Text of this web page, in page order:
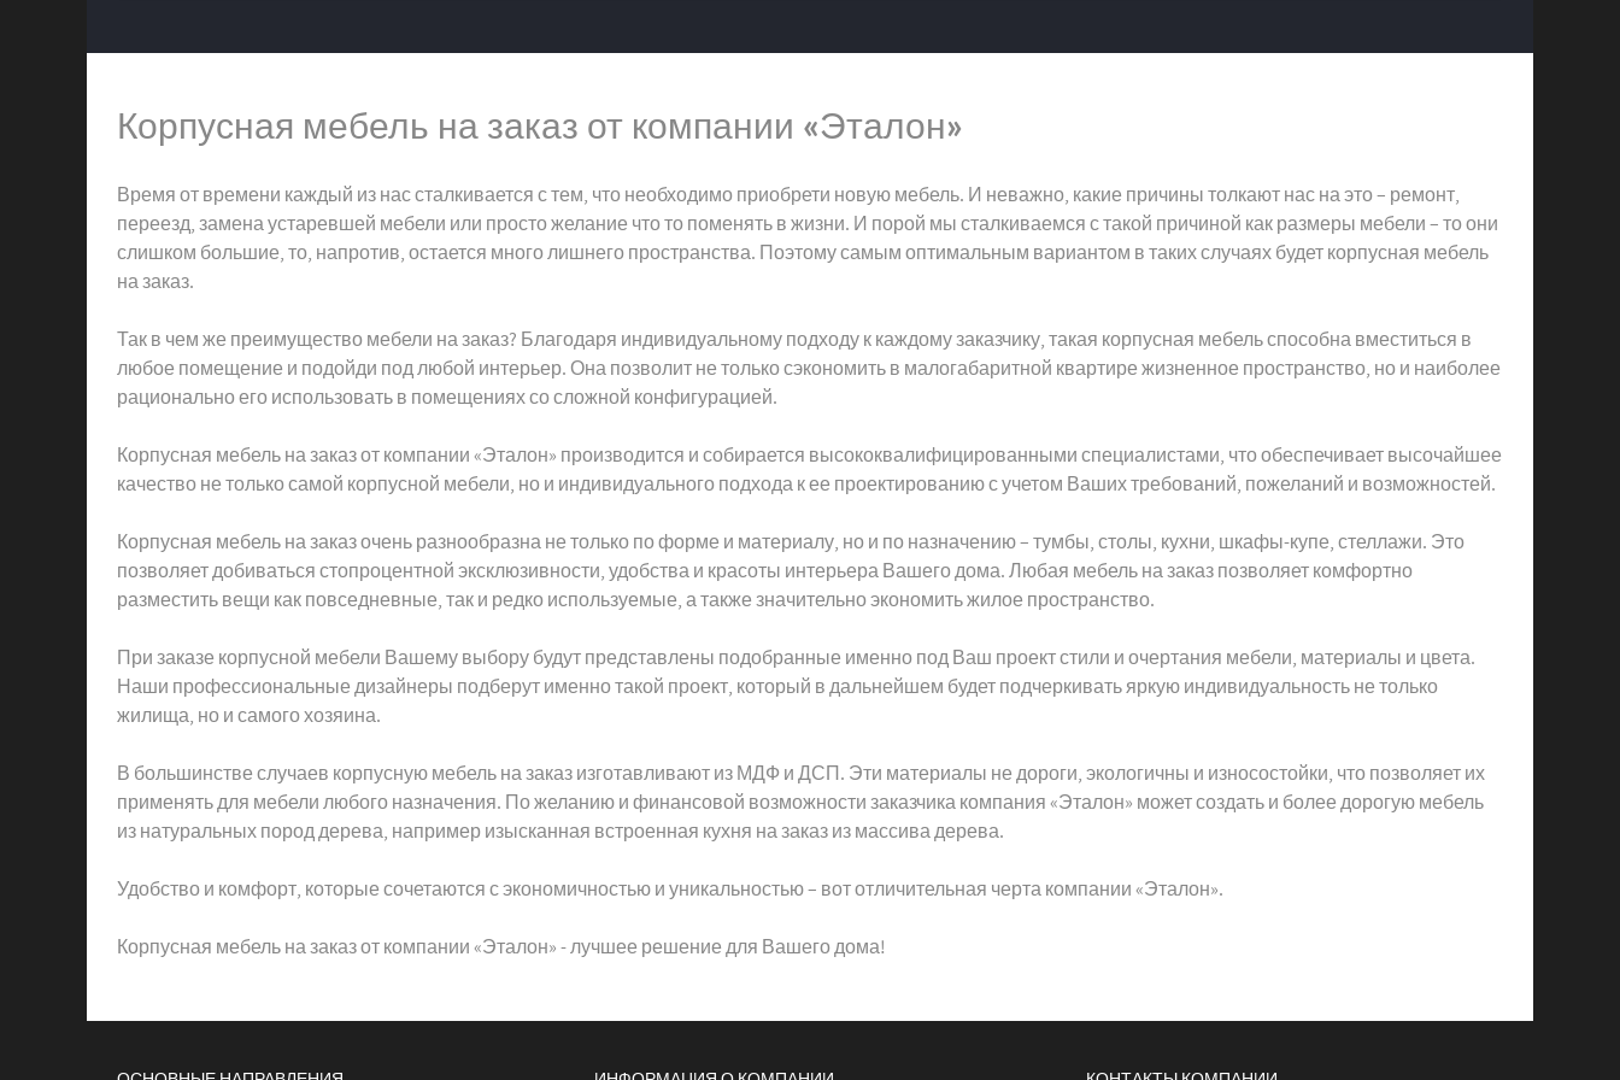
Корпусная мебель на заказ от компании «Эталон»
Время от времени каждый из нас сталкивается с тем, что необходимо приобрети новую мебель. И неважно, какие причины толкают нас на это – ремонт,
переезд, замена устаревшей мебели или просто желание что то поменять в жизни. И порой мы сталкиваемся с такой причиной как размеры мебели – то они
слишком большие, то, напротив, остается много лишнего пространства. Поэтому самым оптимальным вариантом в таких случаях будет корпусная мебель
на заказ.
Так в чем же преимущество мебели на заказ? Благодаря индивидуальному подходу к каждому заказчику, такая корпусная мебель способна вместиться в
любое помещение и подойди под любой интерьер. Она позволит не только сэкономить в малогабаритной квартире жизненное пространство, но и наиболее
рационально его использовать в помещениях со сложной конфигурацией.
Корпусная мебель на заказ от компании «Эталон» производится и собирается высококвалифицированными специалистами, что обеспечивает высочайшее
качество не только самой корпусной мебели, но и индивидуального подхода к ее проектированию с учетом Ваших требований, пожеланий и возможностей.
Корпусная мебель на заказ очень разнообразна не только по форме и материалу, но и по назначению – тумбы, столы, кухни, шкафы-купе, стеллажи. Это
позволяет добиваться стопроцентной эксклюзивности, удобства и красоты интерьера Вашего дома. Любая мебель на заказ позволяет комфортно
разместить вещи как повседневные, так и редко используемые, а также значительно экономить жилое пространство.
При заказе корпусной мебели Вашему выбору будут представлены подобранные именно под Ваш проект стили и очертания мебели, материалы и цвета.
Наши профессиональные дизайнеры подберут именно такой проект, который в дальнейшем будет подчеркивать яркую индивидуальность не только
жилища, но и самого хозяина.
В большинстве случаев корпусную мебель на заказ изготавливают из МДФ и ДСП. Эти материалы не дороги, экологичны и износостойки, что позволяет их
применять для мебели любого назначения. По желанию и финансовой возможности заказчика компания «Эталон» может создать и более дорогую мебель
из натуральных пород дерева, например изысканная встроенная кухня на заказ из массива дерева.
Удобство и комфорт, которые сочетаются с экономичностью и уникальностью – вот отличительная черта компании «Эталон».
Корпусная мебель на заказ от компании «Эталон» - лучшее решение для Вашего дома!